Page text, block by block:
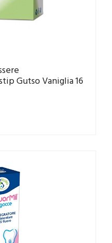
Gutso Vaniglia 16